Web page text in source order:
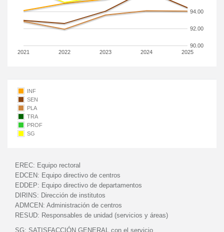
2021 2022 2023 2024 2025
90.00
92.00
94.00
INF
SEN
PLA
TRA
PROF
SG
EREC: Equipo rectoral
EDCEN: Equipo directivo de centros
EDDEP: Equipo directivo de departamentos
DIRINS: Dirección de institutos
ADMCEN: Administración de centros
RESUD: Responsables de unidad (servicios y áreas)
SG: SATISFACCIÓN GENERAL con el servicio